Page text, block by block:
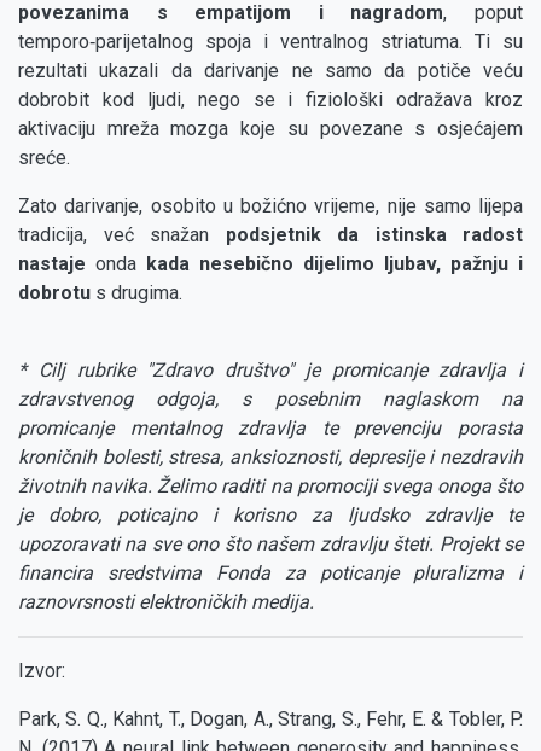
povezanima s empatijom i nagradom, poput
temporo‑parijetalnog spoja i ventralnog striatuma. Ti su
rezultati ukazali da darivanje ne samo da potiče veću
dobrobit kod ljudi, nego se i fiziološki odražava kroz
aktivaciju mreža mozga koje su povezane s osjećajem
sreće.
Zato darivanje, osobito u božićno vrijeme, nije samo lijepa
tradicija, već snažan podsjetnik da istinska radost
nastaje onda kada nesebično dijelimo ljubav, pažnju i
dobrotu s drugima.
* Cilj rubrike "Zdravo društvo" je promicanje zdravlja i
zdravstvenog odgoja, s posebnim naglaskom na
promicanje mentalnog zdravlja te prevenciju porasta
kroničnih bolesti, stresa, anksioznosti, depresije i nezdravih
životnih navika. Želimo raditi na promociji svega onoga što
je dobro, poticajno i korisno za ljudsko zdravlje te
upozoravati na sve ono što našem zdravlju šteti. Projekt se
financira sredstvima Fonda za poticanje pluralizma i
raznovrsnosti elektroničkih medija.
Izvor:
Park, S. Q., Kahnt, T., Dogan, A., Strang, S., Fehr, E. & Tobler, P.